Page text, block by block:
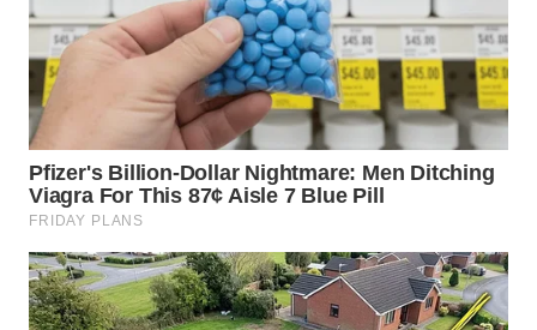
CIREBON
INDRAMAYU
WN
KUNINGAN
WN
MAJALENGKA